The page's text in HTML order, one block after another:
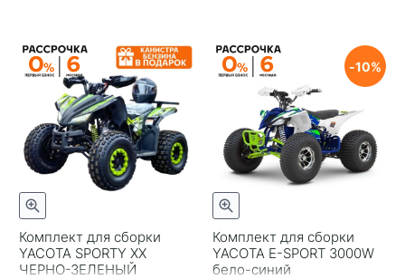
Комплект для сборки
YACOTA SPORTY XX
ЧЕРНО-ЗЕЛЕНЫЙ
Комплект для сборки
YACOTA E-SPORT 3000W
бело-синий
10